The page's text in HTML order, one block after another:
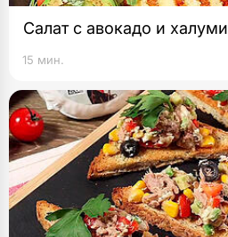
Салат с авокадо и халуми
15 мин.